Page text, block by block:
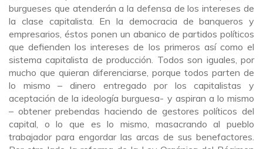
burgueses que atenderán a la defensa de los intereses de
la clase capitalista. En la democracia de banqueros y
empresarios, éstos ponen un abanico de partidos políticos
que defienden los intereses de los primeros así como el
sistema capitalista de producción. Todos son iguales, por
mucho que quieran diferenciarse, porque todos parten de
lo mismo – dinero entregado por los capitalistas y
aceptación de la ideología burguesa- y aspiran a lo mismo
– obtener prebendas haciendo de gestores políticos del
capital, o lo que es lo mismo, masacrando al pueblo
trabajador para engordar las arcas de sus benefactores.